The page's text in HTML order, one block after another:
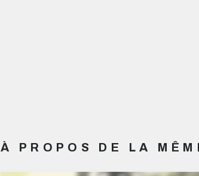
À PROPOS DE LA